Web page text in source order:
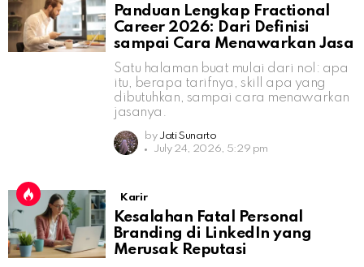
Panduan Lengkap Fractional
Career 2026: Dari Definisi
sampai Cara Menawarkan Jasa
Satu halaman buat mulai dari nol: apa
itu, berapa tarifnya, skill apa yang
dibutuhkan, sampai cara menawarkan
jasanya.
by Jati Sunarto
July 24, 2026, 5:29 pm
Karir
Kesalahan Fatal Personal
Branding di LinkedIn yang
Merusak Reputasi